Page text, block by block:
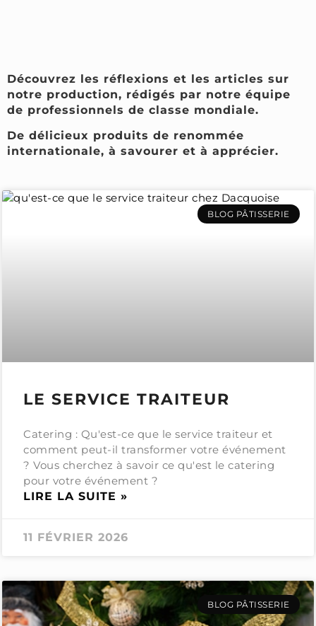
Découvrez les réflexions et les articles sur
notre production, rédigés par notre équipe
de professionnels de classe mondiale.
De délicieux produits de renommée
internationale, à savourer et à apprécier.
BLOG PÂTISSERIE
LE SERVICE TRAITEUR
Catering : Qu'est-ce que le service traiteur et
comment peut-il transformer votre événement
? Vous cherchez à savoir ce qu'est le catering
pour votre événement ?
LIRE LA SUITE »
11 FÉVRIER 2026
BLOG PÂTISSERIE